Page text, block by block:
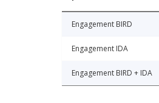
Engagement BIRD
Engagement IDA
Engagement BIRD + IDA